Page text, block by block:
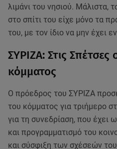
λιμάνι του νησιού. Μάλιστα,
στο σπίτι του είχε μόνο τα
του, με τον ίδιο να μην έχει
ΣΥΡΙΖΑ: Στις Σπέτσες
κόμματος
Ο πρόεδρος του ΣΥΡΙΖΑ
του κόμματος για τριήμερο
για τη συνεδρίαση, που έχει
και προγραμματισμό του
και σύσφιξη των σχέσεών